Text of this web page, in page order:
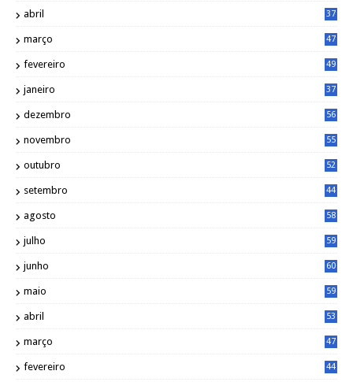
abril 37
março 47
fevereiro 49
janeiro 37
dezembro 56
novembro 55
outubro 52
setembro 44
agosto 58
julho 59
junho 60
maio 59
abril 53
março 47
fevereiro 44